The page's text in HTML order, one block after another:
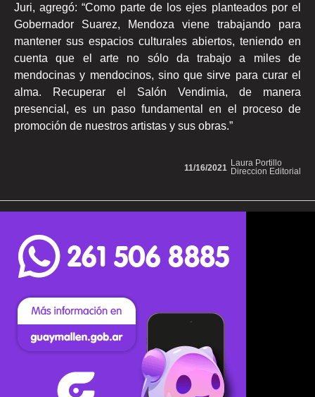
Juri, agregó: “Como parte de los ejes planteados por el
Gobernador Suarez, Mendoza viene trabajando para
mantener sus espacios culturales abiertos, teniendo en
cuenta que el arte no sólo da trabajo a miles de
mendocinas y mendocinos, sino que sirve para curar el
alma. Recuperar el Salón Vendimia, de manera
presencial, es un paso fundamental en el proceso de
promoción de nuestros artistas y sus obras.”
Laura Portillo
Direccion Editorial
11/16/2021